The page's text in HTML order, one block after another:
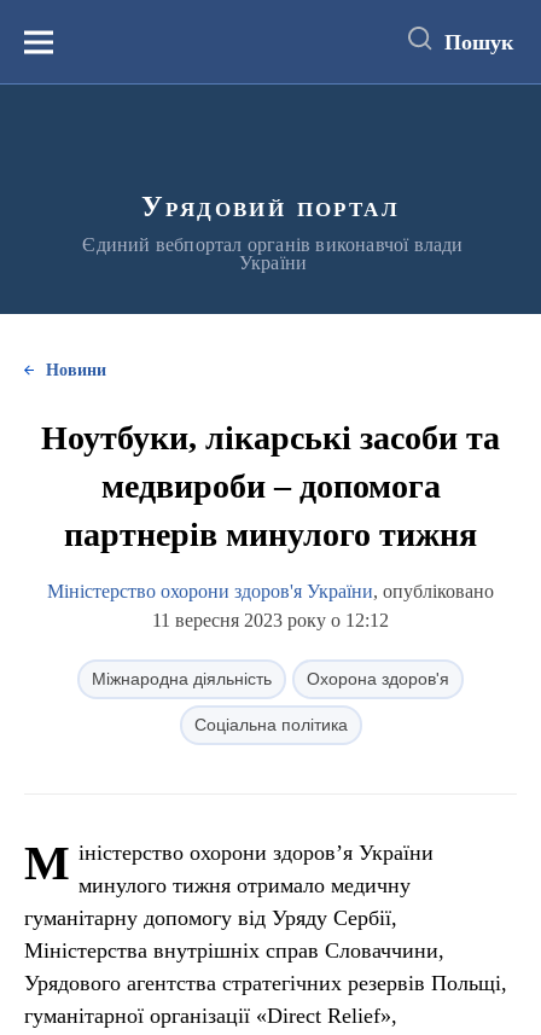
вмістуМеню Пошук
Урядовий портал
Єдиний вебпортал органів виконавчої влади
України
Новини
Ноутбуки, лікарські засоби та
медвироби – допомога
партнерів минулого тижня
Міністерство охорони здоров'я України, опубліковано
11 вересня 2023 року о 12:12
Міжнародна діяльність Охорона здоров'я
Соціальна політика
М іністерство охорони здоров’я України
минулого тижня отримало медичну
гуманітарну допомогу від Уряду Сербії,
Міністерства внутрішніх справ Словаччини,
Урядового агентства стратегічних резервів Польщі,
гуманітарної організації «Direct Relief»,